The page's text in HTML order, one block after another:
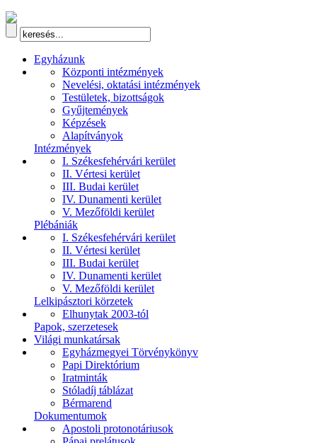
Egyházunk
Központi intézmények
Nevelési, oktatási intézmények
Testületek, bizottságok
Gyűjtemények
Képzések
Alapítványok
Intézmények
I. Székesfehérvári kerület
II. Vértesi kerület
III. Budai kerület
IV. Dunamenti kerület
V. Mezőföldi kerület
Plébániák
I. Székesfehérvári kerület
II. Vértesi kerület
III. Budai kerület
IV. Dunamenti kerület
V. Mezőföldi kerület
Lelkipásztori körzetek
Elhunytak 2003-tól
Papok, szerzetesek
Világi munkatársak
Egyházmegyei Törvénykönyv
Papi Direktórium
Iratminták
Stóladíj táblázat
Bérmarend
Dokumentumok
Apostoli protonotáriusok